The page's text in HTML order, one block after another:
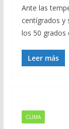
Ante las
centígrados y
los 50 grados
Leer más
CLIMA